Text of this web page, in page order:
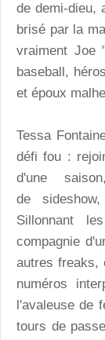
de demi-dieu,
brisé par la
vraiment Joe
baseball,
et époux
Tessa
défi fou :
d'une
de
Sillonnant
compagnie
autres freaks,
numéros
l'avaleuse de
tours de